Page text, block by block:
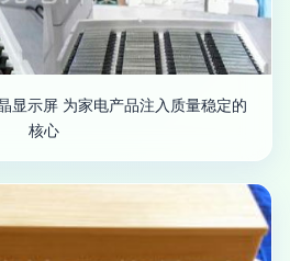
显示屏 为家电产品注入质量稳定的
核心